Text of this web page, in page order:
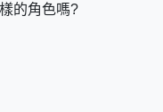
的角色嗎?